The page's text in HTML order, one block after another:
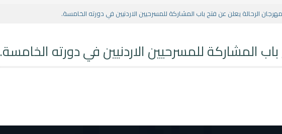
الرحالة يعلن عن فتح باب المشاركة للمسرحيين الاردنيين في دورته الخامسة.
المشاركة للمسرحيين الاردنيين في دورته الخامسة.